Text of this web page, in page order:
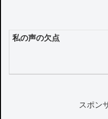
私の声の欠点
スポン